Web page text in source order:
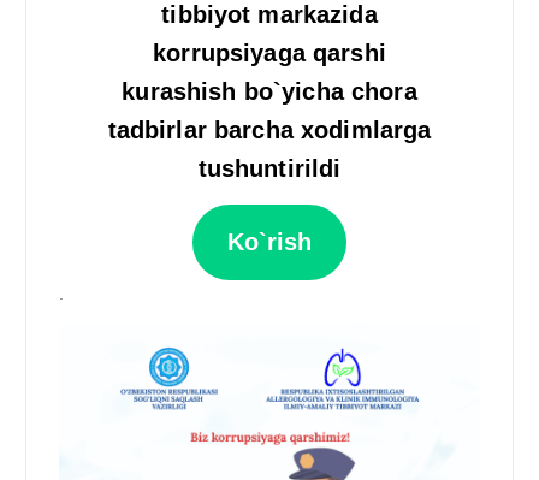
tibbiyot markazida
korrupsiyaga qarshi
kurashish bo`yicha chora
tadbirlar barcha xodimlarga
tushuntirildi
Ko`rish